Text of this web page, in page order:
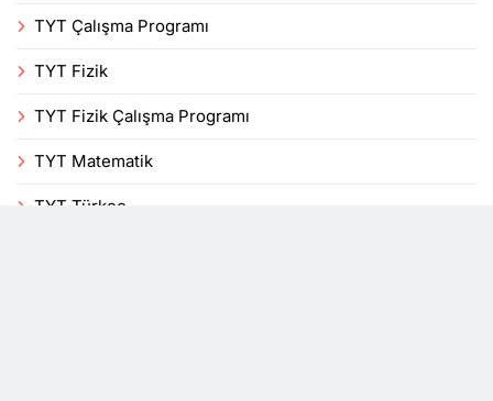
TYT Çalışma Programı
TYT Fizik
TYT Fizik Çalışma Programı
TYT Matematik
TYT Türkçe